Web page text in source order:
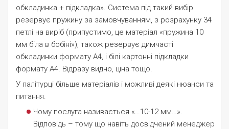
обкладинка + підкладка». Система під такий вибір
резервує пружину за замовчуванням, з розрахунку 34
петлі на виріб (припустимо, це матеріал «пружина 10
мм біла в бобіні»), також резервує димчасті
обкладинки формату А4, і білі картонні підкладки
формату А4. Відразу видно, ціна тощо.
У палітурці більше матеріалів і можливі деякі нюанси та
питання.
Чому послуга називається «…10-12 мм…».
Відповідь – тому що навіть досвідчений менеджер